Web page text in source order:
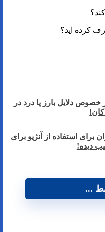
کرده اید؟
پا | 05 نکته در خصوص دلایل بارز پا درد در
مغز | 05 عنوان برای استفاده از آنژیو برای
دیده!
...